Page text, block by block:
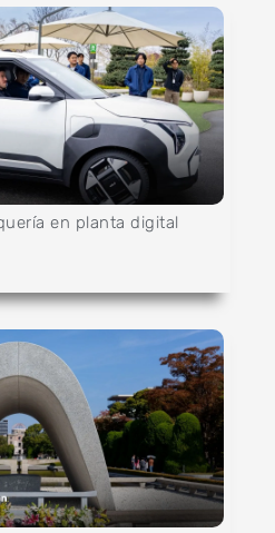
en planta digital